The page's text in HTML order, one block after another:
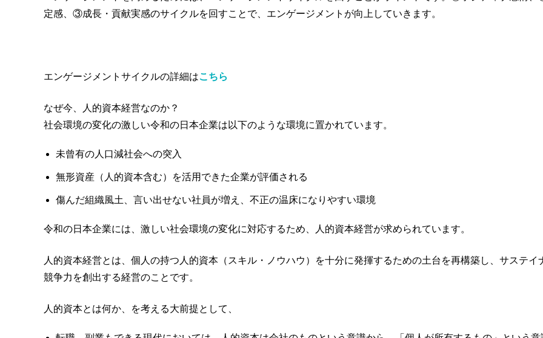
定感、③成長・貢献実感のサイクルを回すことで、エンゲージメントが向上していきます。
エンゲージメントサイクルの詳細はこちら
なぜ今、人的資本経営なのか？
社会環境の変化の激しい令和の日本企業は以下のような環境に置かれています。
未曾有の人口減社会への突入
無形資産（人的資本含む）を活用できた企業が評価される
傷んだ組織風土、言い出せない社員が増え、不正の温床になりやすい環境
令和の日本企業には、激しい社会環境の変化に対応するため、人的資本経営が求められています。
人的資本経営とは、個人の持つ人的資本（スキル・ノウハウ）を十分に発揮するための土台を再構築し、サステイ
競争力を創出する経営のことです。
人的資本とは何か、を考える大前提として、